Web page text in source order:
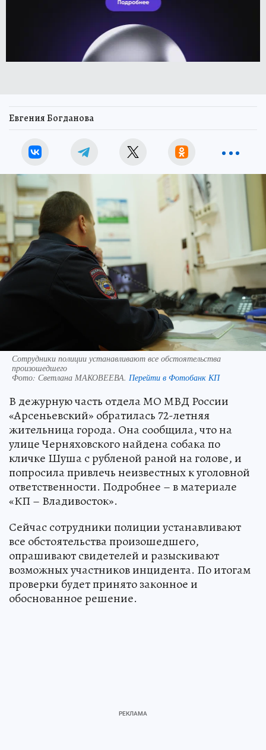
Евгения Богданова
Сотрудники полиции устанавливают все обстоятельства
произошедшего
Фото: Светлана МАКОВЕЕВА. Перейти в Фотобанк КП
В дежурную часть отдела МО МВД России
«Арсеньевский» обратилась 72-летняя
жительница города. Она сообщила, что на
улице Черняховского найдена собака по
кличке Шуша с рубленой раной на голове, и
попросила привлечь неизвестных к уголовной
ответственности. Подробнее – в материале
«КП – Владивосток».
Сейчас сотрудники полиции устанавливают
все обстоятельства произошедшего,
опрашивают свидетелей и разыскивают
возможных участников инцидента. По итогам
проверки будет принято законное и
обоснованное решение.